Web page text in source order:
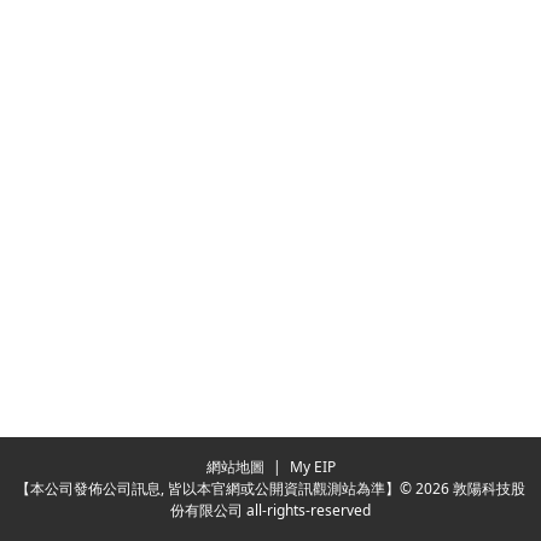
網站地圖 |
My EIP
【本公司發佈公司訊息, 皆以本官網或公開資訊觀測站為準】© 2026 敦陽科技股
份有限公司 all-rights-reserved